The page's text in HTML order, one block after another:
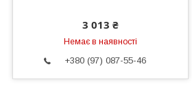
3 013 ₴
Немає в наявності
+380 (97) 087-55-46